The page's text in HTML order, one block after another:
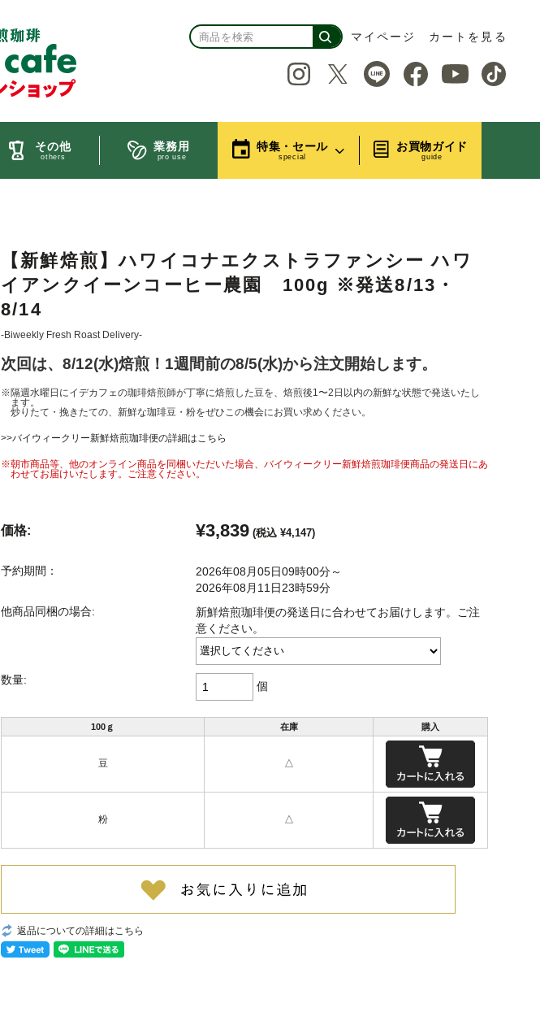
マイページ カートを見る
その他
others
業務用
pro use
特集・セール
special
お買物ガイド
guide
【新鮮焙煎】ハワイコナエクストラファンシー ハワ
イアンクイーンコーヒー農園 100g ※発送8/13・
8/14
-Biweekly Fresh Roast Delivery-
次回は、8/12(水)焙煎！1週間前の8/5(水)から注文開始します。
※隔週水曜日にイデカフェの珈琲焙煎師が丁寧に焙煎した豆を、焙煎後1〜2日以内の新鮮な状態で発送いたし
ます。
炒りたて・挽きたての、新鮮な珈琲豆・粉をぜひこの機会にお買い求めください。
>>バイウィークリー新鮮焙煎珈琲便の詳細はこちら
※朝市商品等、他のオンライン商品を同梱いただいた場合、バイウィークリー新鮮焙煎珈琲便商品の発送日にあ
わせてお届けいたします。ご注意ください。
価格: ¥3,839 (税込 ¥4,147)
予約期間：
2026年08月05日09時00分～
2026年08月11日23時59分
他商品同梱の場合:
新鮮焙煎珈琲便の発送日に合わせてお届けします。ご注
意ください。
数量:
個
100ｇ 在庫 購入
豆 △
粉 △
返品についての詳細はこちら